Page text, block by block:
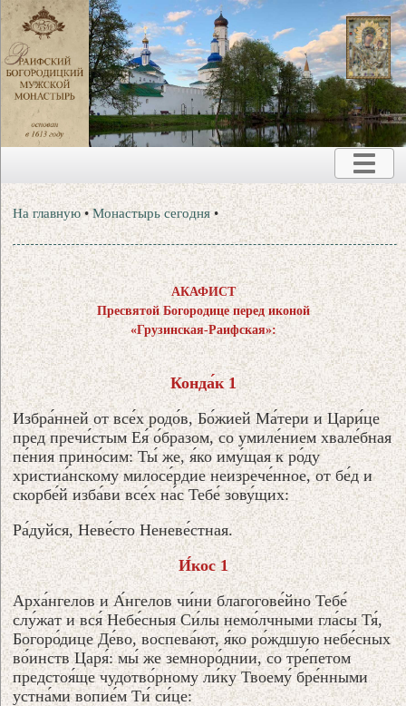
На главную •Монастырь сегодня •
АКАФИСТ
Пресвятой Богородице перед иконой
«Грузинская-Раифская»:
Конда́к 1
Избра́нней от все́х родо́в, Бо́жией Ма́тери и Цари́це
пред пречи́стым Ея́ о́бразом, со умиле́нием хвале́бная
пе́ния прино́сим: Ты́ же, я́ко иму́щая к ро́ду
христиа́нскому милосе́рдие неизрече́нное, от бе́д и
скорбе́й изба́ви все́х на́с Тебе́ зову́щих:
Ра́дуйся, Неве́сто Неневе́стная.
И́кос 1
Арха́нгелов и А́нгелов чи́ни благогове́йно Тебе́
слу́жат и вся́ Небе́сныя Си́лы немо́лчными гла́сы Тя́,
Богоро́дице Де́во, воспева́ют, я́ко ро́ждшую небе́сных
во́инств Царя́: мы́ же земноро́днии, со тре́петом
предстоя́ще чудотво́рному ли́ку Твоему́ бре́нными
устна́ми вопие́м Ти́ си́це: